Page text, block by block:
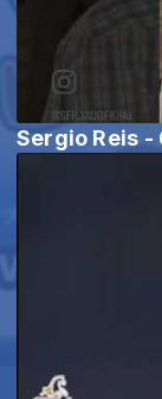
Sergio Reis